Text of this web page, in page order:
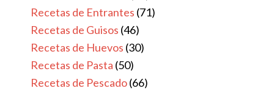
Recetas de Entrantes (71)
Recetas de Guisos (46)
Recetas de Huevos (30)
Recetas de Pasta (50)
Recetas de Pescado(66)